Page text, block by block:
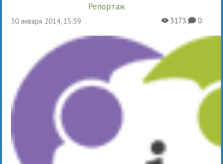
Репортаж
30 января 2014, 15:59 X3173K0